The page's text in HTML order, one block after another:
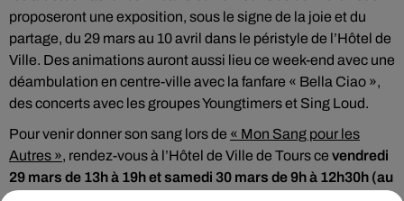
proposeront une exposition, sous le signe de la joie et du
partage, du 29 mars au 10 avril dans le péristyle de l’Hôtel de
Ville. Des animations auront aussi lieu ce week-end avec une
déambulation en centre-ville avec la fanfare « Bella Ciao »,
des concerts avec les groupes Youngtimers et Sing Loud.
Pour venir donner son sang lors de « Mon Sang pour les
Autres », rendez-vous à l’Hôtel de Ville de Tours ce vendredi
29 mars de 13h à 19h et samedi 30 mars de 9h à 12h30h (au